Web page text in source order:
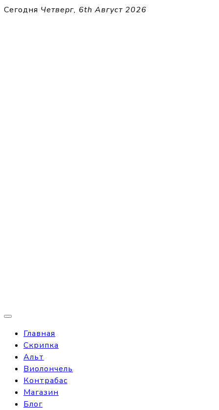
Перейти
Сегодня Четверг, 6th Август 2026
Главная
Скрипка
Альт
Виолончель
Контрабас
Магазин
Блог